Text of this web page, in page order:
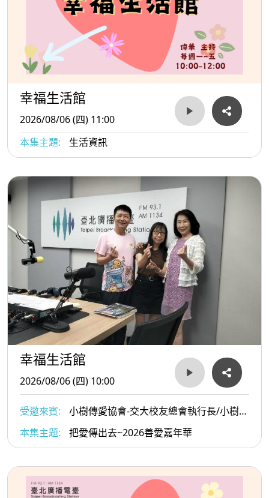
幸福生活館
2026/08/06 (四) 11:00
本集主題:
生活資訊
幸福生活館
2026/08/06 (四) 10:00
受邀來賓:
小樹傳愛協會-交大校友總會執行長/小樹傳
愛協會副理事長/陳俊秀與小樹傳愛協會發起人戴惠貞
Dammy老師
本集主題: 把愛傳出去~2026善愛嘉年華